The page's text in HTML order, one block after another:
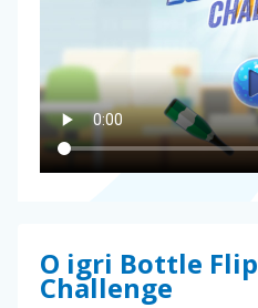
O igri Bottle Flip
Challenge